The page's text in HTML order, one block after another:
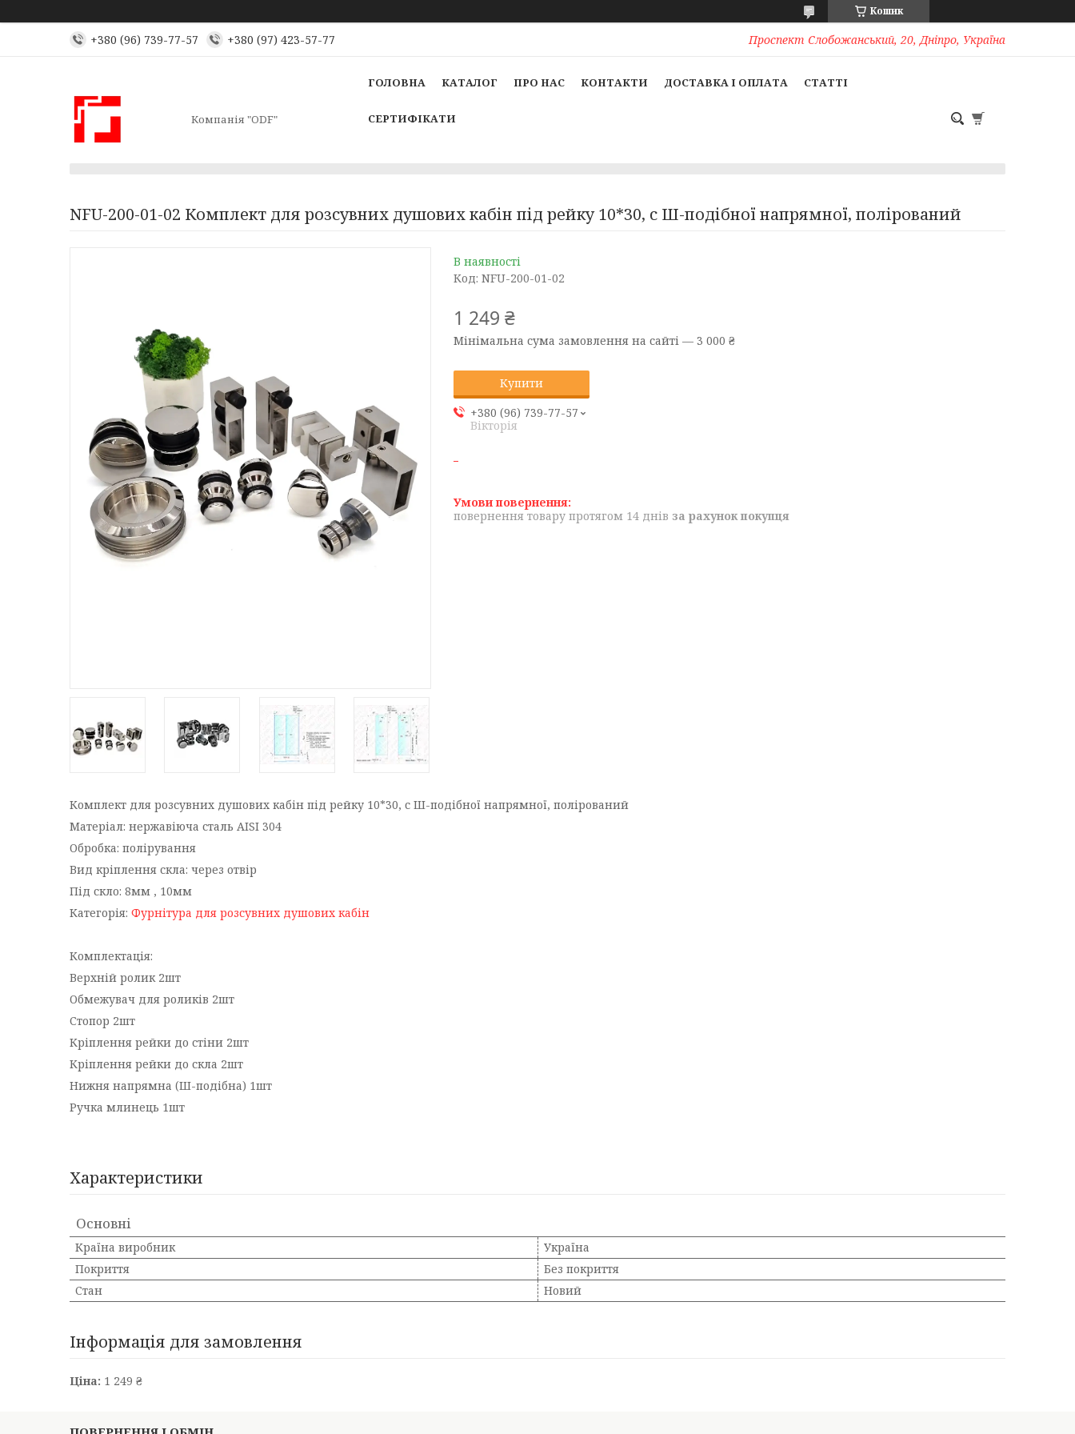
Кошик
+380 (96) 739-77-57 +380 (97) 423-57-77 Проспект Слобожанський, 20, Дніпро, Україна
Компанія "ODF"
ГОЛОВНА КАТАЛОГ ПРО НАС КОНТАКТИ ДОСТАВКА І ОПЛАТА СТАТТІ
СЕРТИФІКАТИ
NFU-200-01-02 Комплект для розсувних душових кабін під рейку 10*30, с Ш-подібної напрямної, полірований
В наявності
Код: NFU-200-01-02
1 249 ₴
Мінімальна сума замовлення на сайті — 3 000 ₴
Купити
+380 (96) 739-77-57
Вікторія
повернення товару протягом 14 днів за рахунок покупця
Комплект для розсувних душових кабін під рейку 10*30, с Ш-подібної напрямної, полірований
Матеріал: нержавіюча сталь AISI 304
Обробка: полірування
Вид кріплення скла: через отвір
Під скло: 8мм , 10мм
Категорія: Фурнітура для розсувних душових кабін
Комплектація:
Верхній ролик 2шт
Обмежувач для роликів 2шт
Стопор 2шт
Кріплення рейки до стіни 2шт
Кріплення рейки до скла 2шт
Нижня напрямна (Ш-подібна) 1шт
Ручка млинець 1шт
Характеристики
Основні
Країна виробник
Україна
Покриття
Без покриття
Стан
Новий
Інформація для замовлення
Ціна: 1 249 ₴